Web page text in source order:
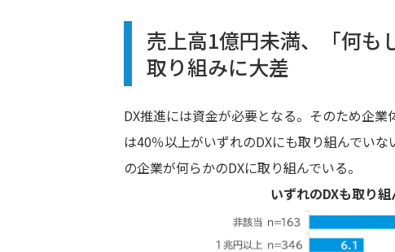
売上高1億円未満、「何
取り組みに大差
DX推進には資金が必要となる。そのため企
は40％以上がいずれのDXにも取り組んでい
の企業が何らかのDXに取り組んでいる。
いずれのDXも取り